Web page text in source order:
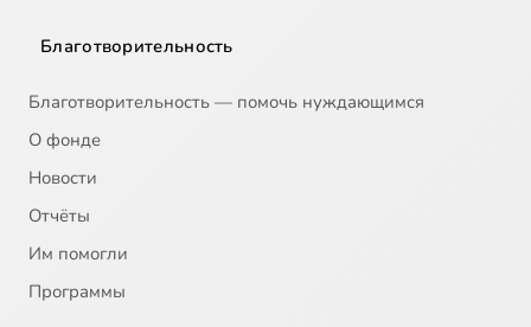
Благотворительность
Благотворительность — помочь нуждающимся
О фонде
Новости
Отчёты
Им помогли
Программы